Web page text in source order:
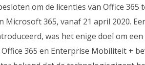
om de licenties van Office 365
Microsoft 365, vanaf 21 april 2020.
was het enige doel om een
365 en Enterprise Mobiliteit +